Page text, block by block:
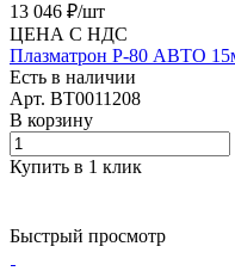
13 046 ₽/шт
ЦЕНА С НДС
Плазматрон P-80 АВТО
Есть в наличии
Арт. BT0011208
В корзину
Купить в 1 клик
Быстрый просмотр